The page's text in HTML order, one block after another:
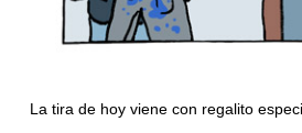
La tira de hoy viene con regalito